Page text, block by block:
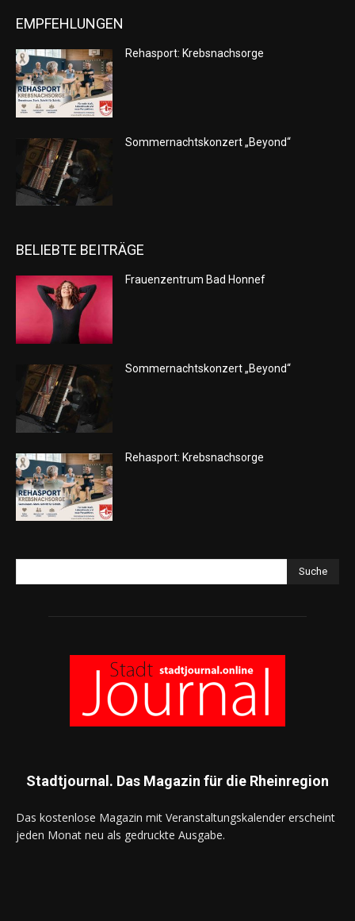
EMPFEHLUNGEN
Rehasport: Krebsnachsorge
Sommernachtskonzert „Beyond“
BELIEBTE BEITRÄGE
Frauenzentrum Bad Honnef
Sommernachtskonzert „Beyond“
Rehasport: Krebsnachsorge
Suche
Stadtjournal. Das Magazin für die Rheinregion
Das kostenlose Magazin mit Veranstaltungskalender erscheint
jeden Monat neu als gedruckte Ausgabe.